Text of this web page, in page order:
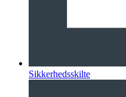
Sikkerhedsskilte